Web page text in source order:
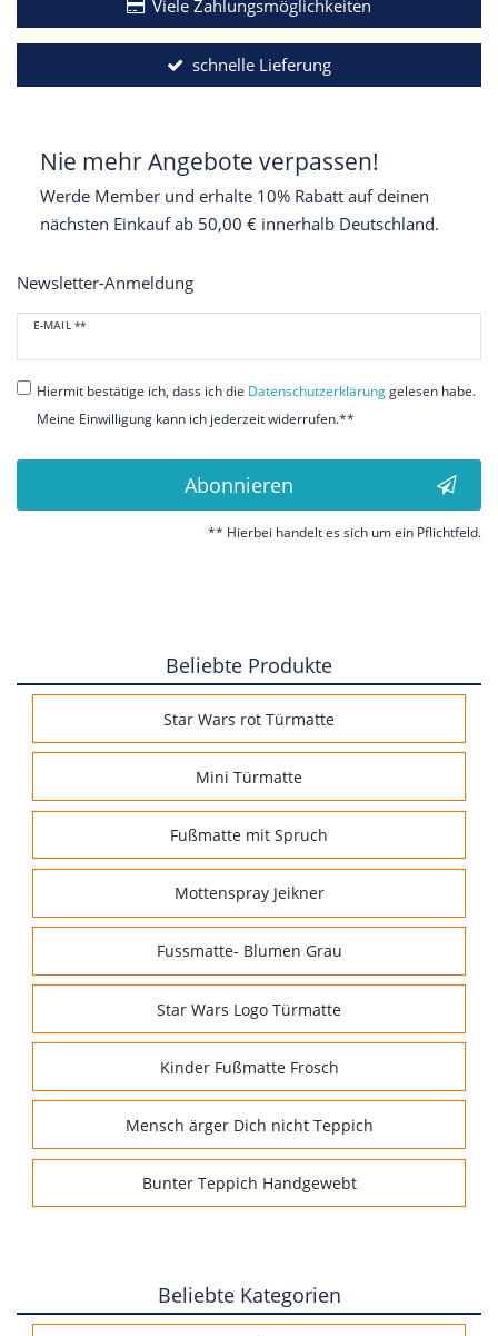
Viele Zahlungsmöglichkeiten
schnelle Lieferung
Nie mehr Angebote verpassen!
Werde Member und erhalte 10% Rabatt auf deinen
nächsten Einkauf ab 50,00 € innerhalb Deutschland.
Newsletter-Anmeldung
E-MAIL **
Newsletter
Honig
Hiermit bestätige ich, dass ich die Daten­schutz­erklärunggelesen habe.
Meine Einwilligung kann ich jederzeit widerrufen.**
Abonnieren
** Hierbei handelt es sich um ein Pflichtfeld.
Beliebte Produkte
Star Wars rot Türmatte
Mini Türmatte
Fußmatte mit Spruch
Mottenspray Jeikner
Fussmatte- Blumen Grau
Star Wars Logo Türmatte
Kinder Fußmatte Frosch
Mensch ärger Dich nicht Teppich
Bunter Teppich Handgewebt
Beliebte Kategorien